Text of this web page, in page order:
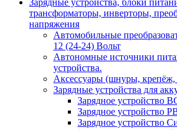
Зарядные устройства, блоки
трансформаторы, инверторы,
напряжения
Автомобильные
12 (24-24) Вольт
Автономные источники
устройства.
Аксессуары (шнуры,
Зарядные устройства для
Зарядное устройство
Зарядное устройство
Зарядное устройство